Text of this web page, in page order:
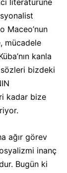
literatürüne
Maceo’nun
mücadele
kanla
sözleri bizdeki
kadar bize
ağır görev
inanç
Bugün ki